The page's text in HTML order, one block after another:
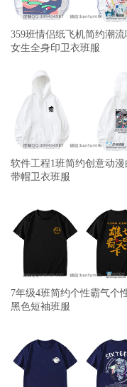
359班情侣纸飞机简约潮流
女生全身印卫衣班服
软件工程1班简约创意动漫
带帽卫衣班服
7年级4班简约个性霸气个
黑色短袖班服